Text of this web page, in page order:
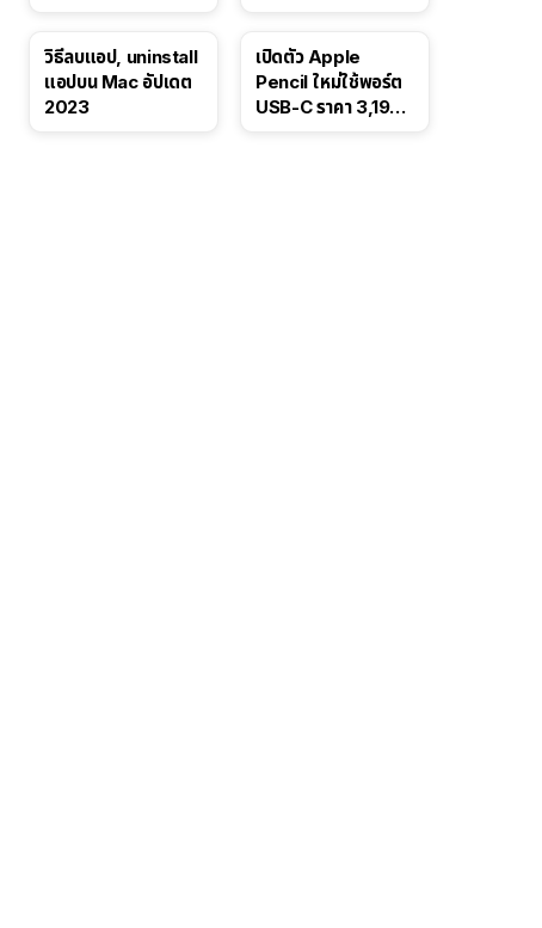
วิธีลบแอป, uninstall
แอปบน Mac อัปเดต
2023
เปิดตัว Apple
Pencil ใหม่ใช้พอร์ต
USB-C ราคา 3,190